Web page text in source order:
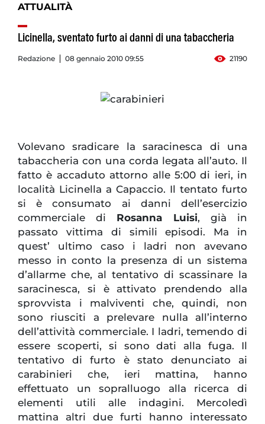
ATTUALITÀ
Licinella, sventato furto ai danni di una tabaccheria
Redazione 08 gennaio 2010 09:55 21190
Volevano sradicare la saracinesca di una
tabaccheria con una corda legata all’auto. Il
fatto è accaduto attorno alle 5:00 di ieri, in
località Licinella a Capaccio. Il tentato furto
si è consumato ai danni dell’esercizio
commerciale di Rosanna Luisi, già in
passato vittima di simili episodi. Ma in
quest’ ultimo caso i ladri non avevano
messo in conto la presenza di un sistema
d’allarme che, al tentativo di scassinare la
saracinesca, si è attivato prendendo alla
sprovvista i malviventi che, quindi, non
sono riusciti a prelevare nulla all’interno
dell’attività commerciale. I ladri, temendo di
essere scoperti, si sono dati alla fuga. Il
tentativo di furto è stato denunciato ai
carabinieri che, ieri mattina, hanno
effettuato un sopralluogo alla ricerca di
elementi utili alle indagini. Mercoledì
mattina altri due furti hanno interessato